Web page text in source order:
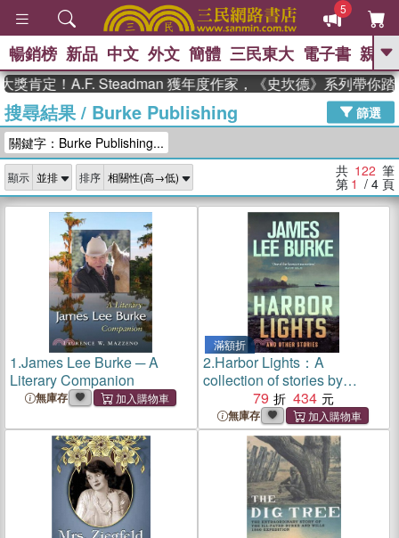
5
GO
熱搜： 東野圭吾 高希均教授回憶錄
、 The Odyssey 、 父親節 、 如果歷
獎 臺灣漫遊錄 、 方念華 、 台灣的李
登輝時代
數學女孩：黎曼猜想 、
偉大的迷走神經
暢銷榜 新品 中文 外文 簡體 三民東大 電子書 親子
！A.F. Steadman 獲年度作家，《史坎德》系列帶你踏上熱血
搜尋結果/ Burke Publishing
篩選
關鍵字：Burke Publishing...
顯示 排序 共 122 筆
第 1 / 4 頁
1.James Lee Burke ─ A
Literary Companion
無庫存
滿額折
2.Harbor Lights：A
collection of stories by
James Lee Burke
79 434
無庫存